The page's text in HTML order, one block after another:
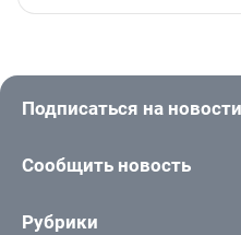
Подписаться на новости
Сообщить новость
Рубрики